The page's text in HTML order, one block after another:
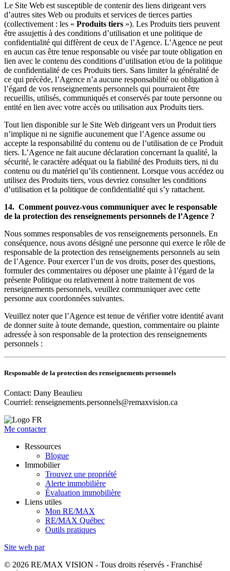
Le Site Web est susceptible de contenir des liens dirigeant vers
d’autres sites Web ou produits et services de tierces parties
(collectivement : les « Produits tiers »). Les Produits tiers peuvent
être assujettis à des conditions d’utilisation et une politique de
confidentialité qui diffèrent de ceux de l’Agence. L’Agence ne peut
en aucun cas être tenue responsable ou visée par toute obligation en
lien avec le contenu des conditions d’utilisation et/ou de la politique
de confidentialité de ces Produits tiers. Sans limiter la généralité de
ce qui précède, l’Agence n’a aucune responsabilité ou obligation à
l’égard de vos renseignements personnels qui pourraient être
recueillis, utilisés, communiqués et conservés par toute personne ou
entité en lien avec votre accès ou utilisation aux Produits tiers.
Tout lien disponible sur le Site Web dirigeant vers un Produit tiers
n’implique ni ne signifie aucunement que l’Agence assume ou
accepte la responsabilité du contenu ou de l’utilisation de ce Produit
tiers. L’Agence ne fait aucune déclaration concernant la qualité, la
sécurité, le caractère adéquat ou la fiabilité des Produits tiers, ni du
contenu ou du matériel qu’ils contiennent. Lorsque vous accédez ou
utilisez des Produits tiers, vous devriez consulter les conditions
d’utilisation et la politique de confidentialité qui s’y rattachent.
14. Comment pouvez-vous communiquer avec le responsable
de la protection des renseignements personnels de l’Agence ?
Nous sommes responsables de vos renseignements personnels. En
conséquence, nous avons désigné une personne qui exerce le rôle de
responsable de la protection des renseignements personnels au sein
de l’Agence. Pour exercer l’un de vos droits, poser des questions,
formuler des commentaires ou déposer une plainte à l’égard de la
présente Politique ou relativement à notre traitement de vos
renseignements personnels, veuillez communiquer avec cette
personne aux coordonnées suivantes.
Veuillez noter que l’Agence est tenue de vérifier votre identité avant
de donner suite à toute demande, question, commentaire ou plainte
adressée à son responsable de la protection des renseignements
personnels :
Responsable de la protection des renseignements personnels
Contact: Dany Beaulieu
Courriel: renseignements.personnels@remaxvision.ca
Me contacter
Ressources
Blogue
Immobilier
Trouvez une propriété
Alerte immobilière
Évaluation immobilière
Liens utiles
Mon RE/MAX
RE/MAX Québec
Outils pratiques
Site web par
© 2026 RE/MAX VISION - Tous droits réservés - Franchisé